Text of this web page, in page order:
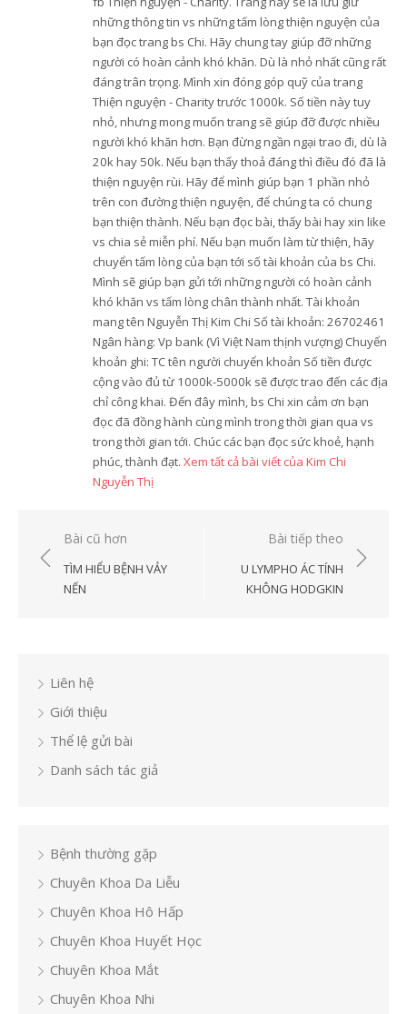
những thông tin vs những tấm lòng thiện nguyện của
bạn đọc trang bs Chi. Hãy chung tay giúp đỡ những
người có hoàn cảnh khó khăn. Dù là nhỏ nhất cũng rất
đáng trân trọng. Mình xin đóng góp quỹ của trang
Thiện nguyện - Charity trước 1000k. Số tiền này tuy
nhỏ, nhưng mong muốn trang sẽ giúp đỡ được nhiều
người khó khăn hơn. Bạn đừng ngần ngại trao đi, dù là
20k hay 50k. Nếu bạn thấy thoả đáng thì điều đó đã là
thiện nguyện rùi. Hãy để mình giúp bạn 1 phần nhỏ
trên con đường thiện nguyện, để chúng ta có chung
bạn thiện thành. Nếu bạn đọc bài, thấy bài hay xin like
vs chia sẻ miễn phí. Nếu bạn muốn làm từ thiện, hãy
chuyển tấm lòng của bạn tới số tài khoản của bs Chi.
Mình sẽ giúp bạn gửi tới những người có hoàn cảnh
khó khăn vs tấm lòng chân thành nhất. Tài khoản
mang tên Nguyễn Thị Kim Chi Số tài khoản: 26702461
Ngân hàng: Vp bank (Vì Việt Nam thịnh vượng) Chuyển
khoản ghi: TC tên người chuyển khoản Số tiền được
cộng vào đủ từ 1000k-5000k sẽ được trao đến các địa
chỉ công khai. Đến đây mình, bs Chi xin cảm ơn bạn
đọc đã đồng hành cùng mình trong thời gian qua vs
trong thời gian tới. Chúc các bạn đọc sức khoẻ, hạnh
phúc, thành đạt. Xem tất cả bài viết của Kim Chi
Nguyễn Thị
Điều
hướng
Bài cũ hơn
TÌM HIỂU BỆNH VẢY
NẾN
Bài tiếp theo
U LYMPHO ÁC TÍNH
KHÔNG HODGKIN
Liên hệ
Giới thiệu
Thể lệ gửi bài
Danh sách tác giả
Bệnh thường gặp
Chuyên Khoa Da Liễu
Chuyên Khoa Hô Hấp
Chuyên Khoa Huyết Học
Chuyên Khoa Mắt
Chuyên Khoa Nhi